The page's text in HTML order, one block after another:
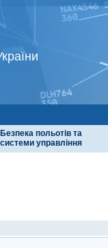
Безпека польотів та
системи управління